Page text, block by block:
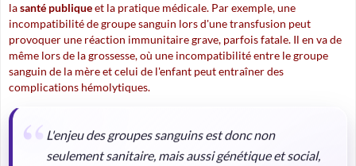
lasanté publiqueet la pratique médicale. Par exemple, une
incompatibilité de groupe sanguin lors d'une transfusion peut
provoquer une réaction immunitaire grave, parfois fatale. Il en va de
même lors de la grossesse, où une incompatibilité entre le groupe
sanguin de la mère et celui de l'enfant peut entraîner des
complications hémolytiques.
L'enjeu des groupes sanguins est donc non
seulement sanitaire, mais aussi génétique et social,